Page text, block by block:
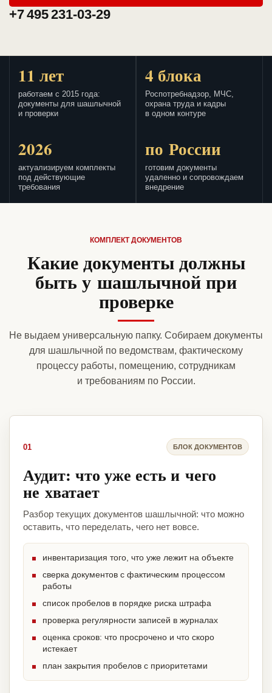
+7 495 231-03-29
11 лет
работаем с 2015 года:
документы для шашлычной
и проверки
4 блока
Роспотребнадзор, МЧС,
охрана труда и кадры
в одном контуре
2026
актуализируем комплекты
под действующие
требования
по России
готовим документы
удаленно и сопровождаем
внедрение
КОМПЛЕКТ ДОКУМЕНТОВ
Какие документы должны
быть у шашлычной при
проверке
Не выдаем универсальную папку. Собираем документы
для шашлычной по ведомствам, фактическому
процессу работы, помещению, сотрудникам
и требованиям по России.
01 БЛОК ДОКУМЕНТОВ
Аудит: что уже есть и чего
не хватает
Разбор текущих документов шашлычной: что можно
оставить, что переделать, чего нет вовсе.
инвентаризация того, что уже лежит на объекте
сверка документов с фактическим процессом
работы
список пробелов в порядке риска штрафа
проверка регулярности записей в журналах
оценка сроков: что просрочено и что скоро
истекает
план закрытия пробелов с приоритетами